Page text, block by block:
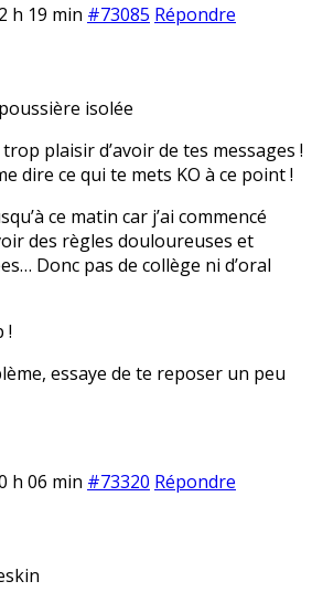
h 19 min #73085 Répondre
isolée
plaisir d’avoir de tes messages !
dire ce qui te mets KO à ce point !
ce matin car j’ai commencé
des règles douloureuses et
Donc pas de collège ni d’oral
!
essaye de te reposer un peu
h 06 min #73320 Répondre